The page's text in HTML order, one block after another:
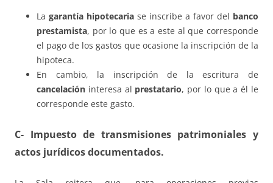
La garantía hipotecaria se inscribe a favor del banco
prestamista, por lo que es a este al que corresponde
el pago de los gastos que ocasione la inscripción de la
hipoteca.
En cambio, la inscripción de la escritura de
cancelación interesa al prestatario, por lo que a él le
corresponde este gasto.
C- Impuesto de transmisiones patrimoniales y
actos jurídicosdocumentados.